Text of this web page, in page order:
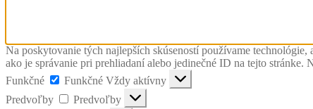
Na poskytovanie tých najlepších skúseností používame
ako je správanie pri prehliadaní alebo jedinečné ID na tejto
Funkčné
Funkčné Vždy aktívny
Predvoľby
Predvoľby